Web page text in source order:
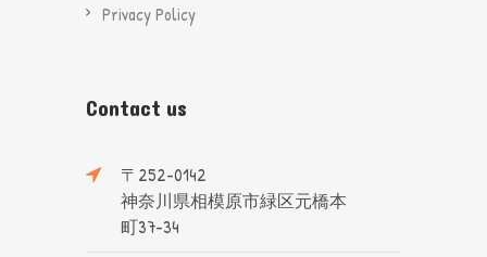
Privacy Policy
Contact us
〒252-0142
神奈川県相模原市緑区元橋本
町37-34